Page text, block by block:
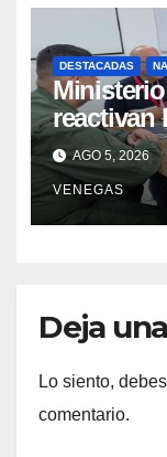
DESTACADAS
reactivan
AGO 5, 2026
VENEGAS
Deja
Lo siento,
comentario.